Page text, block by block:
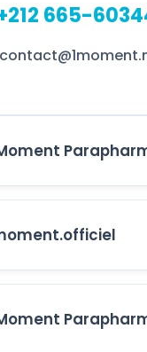
665-